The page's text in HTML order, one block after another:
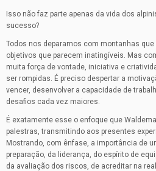
Isso não faz parte apenas da vida dos
sucesso?
Todos nos deparamos com montanhas
objetivos que parecem inatingíveis. Mas
muita força de vontade, iniciativa e
ser rompidas. É preciso despertar a
vencer, desenvolver a capacidade de
desafios cada vez maiores.
É exatamente esse o enfoque que
palestras, transmitindo aos presentes
Mostrando, com ênfase, a importância de
preparação, da liderança, do espírito de
da avaliação dos riscos, de acreditar na